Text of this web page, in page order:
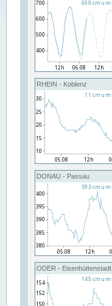
RHEIN - Koblenz
DONAU - Passau
ODER - Eisenhüttenstadt